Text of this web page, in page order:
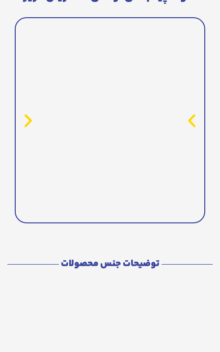
توضیحات جنس محصولات